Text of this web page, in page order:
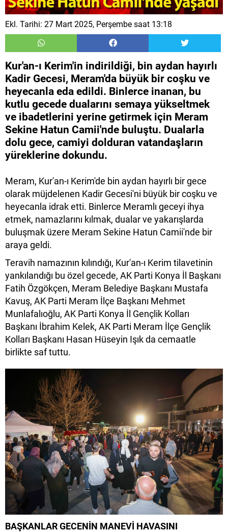
Ekl. Tarihi: 27 Mart 2025, Perşembe saat 13:18
Kur'an-ı Kerim'in indirildiği, bin aydan hayırlı
Kadir Gecesi, Meram'da büyük bir coşku ve
heyecanla eda edildi. Binlerce inanan, bu
kutlu gecede dualarını semaya yükseltmek
ve ibadetlerini yerine getirmek için Meram
Sekine Hatun Camii'nde buluştu. Dualarla
dolu gece, camiyi dolduran vatandaşların
yüreklerine dokundu.
Meram, Kur'an-ı Kerim'de bin aydan hayırlı bir gece
olarak müjdelenen Kadir Gecesi'ni büyük bir coşku ve
heyecanla idrak etti. Binlerce Meramlı geceyi ihya
etmek, namazlarını kılmak, dualar ve yakarışlarda
buluşmak üzere Meram Sekine Hatun Camii'nde bir
araya geldi.
Teravih namazının kılındığı, Kur'an-ı Kerim tilavetinin
yankılandığı bu özel gecede, AK Parti Konya İl Başkanı
Fatih Özgökçen, Meram Belediye Başkanı Mustafa
Kavuş, AK Parti Meram İlçe Başkanı Mehmet
Munlafalıoğlu, AK Parti Konya İl Gençlik Kolları
Başkanı İbrahim Kelek, AK Parti Meram İlçe Gençlik
Kolları Başkanı Hasan Hüseyin Işık da cemaatle
birlikte saf tuttu.
BAŞKANLAR GECENİN MANEVİ HAVASINI